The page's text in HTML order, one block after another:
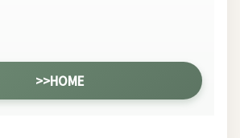
>>HOME